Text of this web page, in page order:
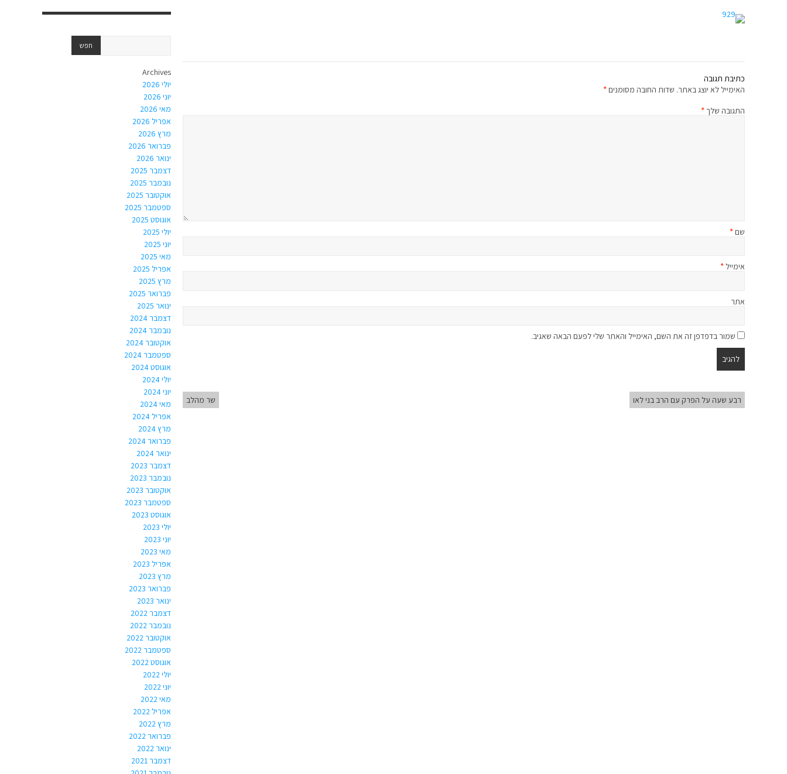
כתיבת תגובה
האימייל לא יוצג באתר. שדות החובה מסומנים*
התגובה שלך*
שם*
אימייל *
אתר
שמור בדפדפן זה את השם, האימייל והאתר שלי לפעם הבאה שאגיב.
רבע שעה על הפרק עם הרב בני לאו שר מהלב
Archives
יולי 2026
יוני 2026
מאי 2026
אפריל 2026
מרץ 2026
פברואר 2026
ינואר 2026
דצמבר 2025
נובמבר 2025
אוקטובר 2025
ספטמבר 2025
אוגוסט 2025
יולי 2025
יוני 2025
מאי 2025
אפריל 2025
מרץ 2025
פברואר 2025
ינואר 2025
דצמבר 2024
נובמבר 2024
אוקטובר 2024
ספטמבר 2024
אוגוסט 2024
יולי 2024
יוני 2024
מאי 2024
אפריל 2024
מרץ 2024
פברואר 2024
ינואר 2024
דצמבר 2023
נובמבר 2023
אוקטובר 2023
ספטמבר 2023
אוגוסט 2023
יולי 2023
יוני 2023
מאי 2023
אפריל 2023
מרץ 2023
פברואר 2023
ינואר 2023
דצמבר 2022
נובמבר 2022
אוקטובר 2022
ספטמבר 2022
אוגוסט 2022
יולי 2022
יוני 2022
מאי 2022
אפריל 2022
מרץ 2022
פברואר 2022
ינואר 2022
דצמבר 2021